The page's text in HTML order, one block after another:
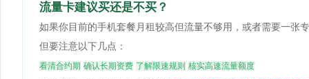
流量卡建议买还是不买？
如果你目前的手机套餐月租较高但流量不够用，或者需要一张
但要注意以下几点：
看清合约期 确认长期资费 了解限速规则 核实高速流量额度